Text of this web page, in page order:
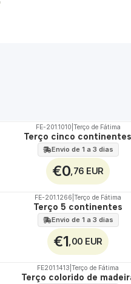
FE-201.1010 Terço de Fátima
Terço cinco continentes
Envio de 1 a 3 dias
€0 ,76 EUR
FE-201.1266 Terço de Fátima
Terço 5 continentes
Envio de 1 a 3 dias
€1 ,00 EUR
FE201.1413 Terço de Fátima
Terço colorido de